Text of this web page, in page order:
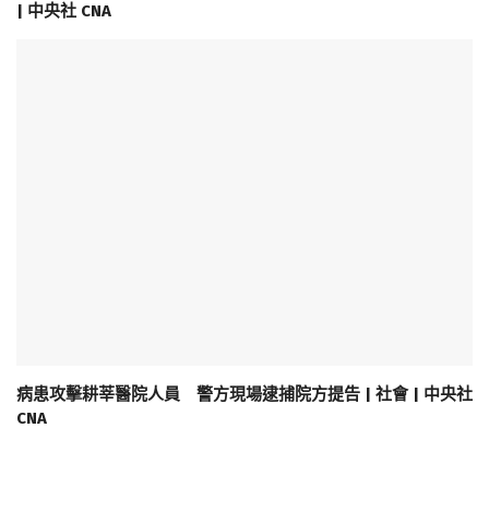
| 中央社 CNA
病患攻擊耕莘醫院人員 警方現場逮捕院方提告 | 社會 | 中央社
CNA